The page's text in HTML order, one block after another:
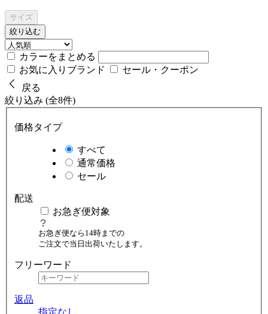
サイズ
絞り込む
カラーをまとめる
お気に入りブランド
セール・クーポン
戻る
絞り込み (全8件)
価格タイプ
すべて
通常価格
セール
配送
お急ぎ便対象
お急ぎ便なら14時までの
ご注文で当日出荷いたします。
フリーワード
返品
指定なし